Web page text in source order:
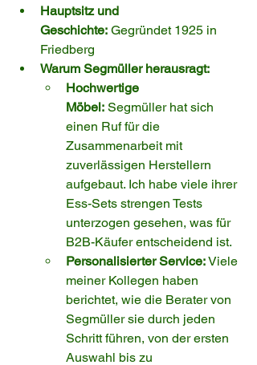
Hauptsitz und
Geschichte: Gegründet 1925 in
Friedberg
Warum Segmüller herausragt:
Hochwertige
Möbel: Segmüller hat sich
einen Ruf für die
Zusammenarbeit mit
zuverlässigen Herstellern
aufgebaut. Ich habe viele ihrer
Ess-Sets strengen Tests
unterzogen gesehen, was für
B2B-Käufer entscheidend ist.
Personalisierter Service: Viele
meiner Kollegen haben
berichtet, wie die Berater von
Segmüller sie durch jeden
Schritt führen, von der ersten
Auswahl bis zu